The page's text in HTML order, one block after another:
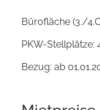
Bürofläche (3./
PKW-Stellplätze:
Bezug: ab